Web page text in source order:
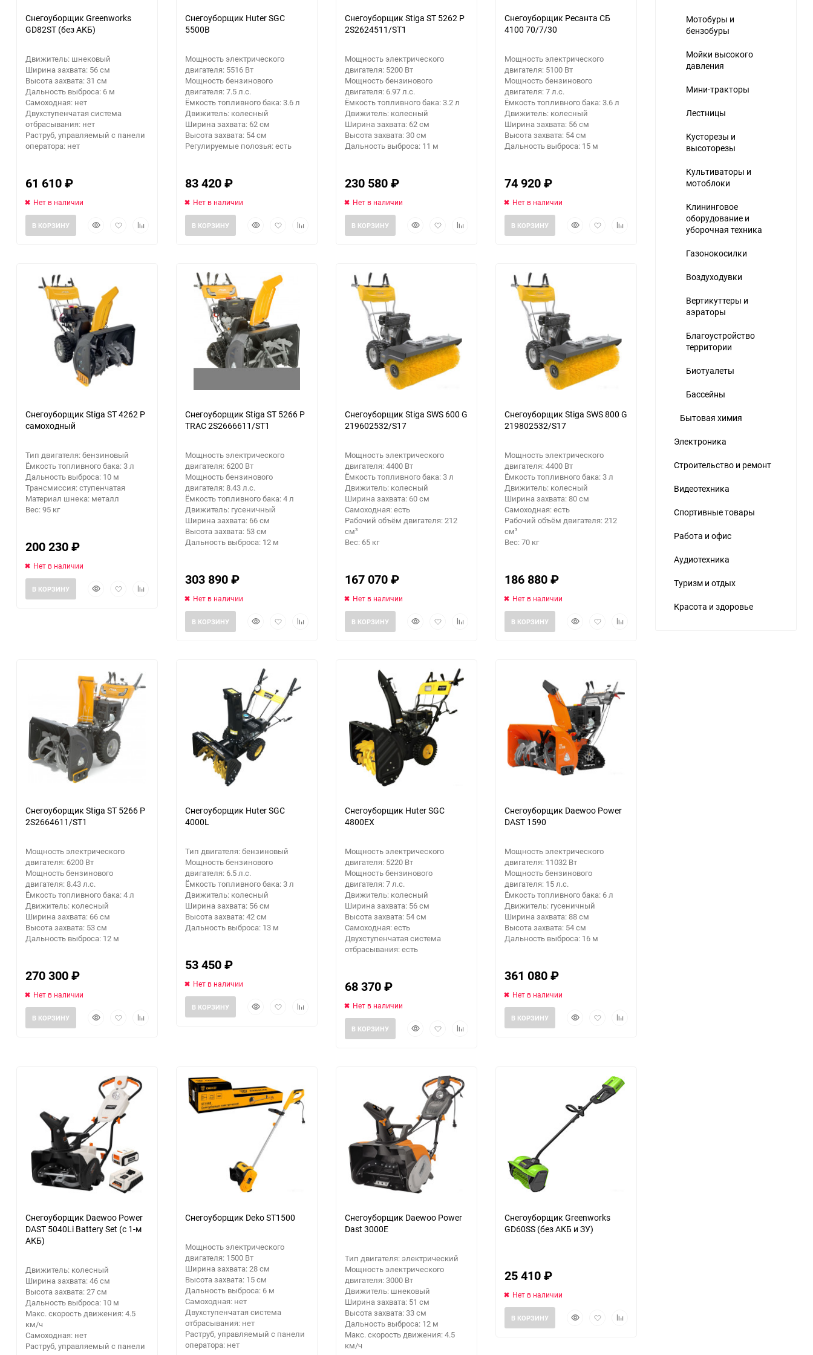
Заточные станки (точила)
Дровоколы
Грузоподъемное
оборудование
Гидроаккумуляторы и
расширительные баки
Вибротехника
Бетономешалки
Аккумуляторный
инструмент
Снегоуборщик Greenworks
GD82ST (без АКБ)
Движитель: шнековый
Ширина захвата: 56 см
Высота захвата: 31 см
Дальность выброса: 6 м
Самоходная: нет
Двухступенчатая система
отбрасывания: нет
Раструб, управляемый с панели
оператора: нет
61 610₽
Нет в наличии
БыстрыйДобавитьДобавить
В КОРЗИНУ
Снегоуборщик Huter SGC
5500B
Мощность электрического
двигателя: 5516 Вт
Мощность бензинового
двигателя: 7.5 л.с.
Ёмкость топливного бака: 3.6 л
Движитель: колесный
Ширина захвата: 62 см
Высота захвата: 54 см
Регулируемые полозья: есть
83 420₽
Нет в наличии
БыстрыйДобавитьДобавить
В КОРЗИНУ
Снегоуборщик Stiga ST 5262 P
2S2624511/ST1
Мощность электрического
двигателя: 5200 Вт
Мощность бензинового
двигателя: 6.97 л.с.
Ёмкость топливного бака: 3.2 л
Движитель: колесный
Ширина захвата: 62 см
Высота захвата: 30 см
Дальность выброса: 11 м
230 580₽
Нет в наличии
БыстрыйДобавитьДобавить
В КОРЗИНУ
Снегоуборщик Ресанта СБ
4100 70/7/30
Мощность электрического
двигателя: 5100 Вт
Мощность бензинового
двигателя: 7 л.с.
Ёмкость топливного бака: 3.6 л
Движитель: колесный
Ширина захвата: 56 см
Высота захвата: 54 см
Дальность выброса: 15 м
74 920₽
Нет в наличии
БыстрыйДобавитьДобавить
В КОРЗИНУ
Снегоуборщик Stiga ST 4262 P
самоходный
Тип двигателя: бензиновый
Ёмкость топливного бака: 3 л
Дальность выброса: 10 м
Трансмиссия: ступенчатая
Материал шнека: металл
Вес: 95 кг
200 230₽
Нет в наличии
БыстрыйДобавитьДобавить
В КОРЗИНУ
Снегоуборщик Stiga ST 5266 P
TRAC 2S2666611/ST1
Мощность электрического
двигателя: 6200 Вт
Мощность бензинового
двигателя: 8.43 л.с.
Ёмкость топливного бака: 4 л
Движитель: гусеничный
Ширина захвата: 66 см
Высота захвата: 53 см
Дальность выброса: 12 м
303 890₽
Нет в наличии
БыстрыйДобавитьДобавить
В КОРЗИНУ
еще 3 фото
Снегоуборщик Stiga SWS 600 G
219602532/S17
Мощность электрического
двигателя: 4400 Вт
Ёмкость топливного бака: 3 л
Движитель: колесный
Ширина захвата: 60 см
Самоходная: есть
Рабочий объём двигателя: 212
см³
Вес: 65 кг
167 070₽
Нет в наличии
БыстрыйДобавитьДобавить
В КОРЗИНУ
Снегоуборщик Stiga SWS 800 G
219802532/S17
Мощность электрического
двигателя: 4400 Вт
Ёмкость топливного бака: 3 л
Движитель: колесный
Ширина захвата: 80 см
Самоходная: есть
Рабочий объём двигателя: 212
см³
Вес: 70 кг
186 880₽
Нет в наличии
БыстрыйДобавитьДобавить
В КОРЗИНУ
еще 1 фото
Снегоуборщик Stiga ST 5266 P
2S2664611/ST1
Мощность электрического
двигателя: 6200 Вт
Мощность бензинового
двигателя: 8.43 л.с.
Ёмкость топливного бака: 4 л
Движитель: колесный
Ширина захвата: 66 см
Высота захвата: 53 см
Дальность выброса: 12 м
270 300₽
Нет в наличии
БыстрыйДобавитьДобавить
В КОРЗИНУ
Снегоуборщик Huter SGC
4000L
Тип двигателя: бензиновый
Мощность бензинового
двигателя: 6.5 л.с.
Ёмкость топливного бака: 3 л
Движитель: колесный
Ширина захвата: 56 см
Высота захвата: 42 см
Дальность выброса: 13 м
53 450₽
Нет в наличии
БыстрыйДобавитьДобавить
В КОРЗИНУ
Снегоуборщик Huter SGC
4800EX
Мощность электрического
двигателя: 5220 Вт
Мощность бензинового
двигателя: 7 л.с.
Движитель: колесный
Ширина захвата: 56 см
Высота захвата: 54 см
Самоходная: есть
Двухступенчатая система
отбрасывания: есть
68 370₽
Нет в наличии
БыстрыйДобавитьДобавить
В КОРЗИНУ
еще 10 фото
Снегоуборщик Daewoo Power
DAST 1590
Мощность электрического
двигателя: 11032 Вт
Мощность бензинового
двигателя: 15 л.с.
Ёмкость топливного бака: 6 л
Движитель: гусеничный
Ширина захвата: 88 см
Высота захвата: 54 см
Дальность выброса: 16 м
361 080₽
Нет в наличии
БыстрыйДобавитьДобавить
В КОРЗИНУ
еще 2 фото
Снегоуборщик Daewoo Power
DAST 5040Li Battery Set (с 1-м
АКБ)
Движитель: колесный
Ширина захвата: 46 см
Высота захвата: 27 см
Дальность выброса: 10 м
Макс. скорость движения: 4.5
км/ч
Самоходная: нет
Раструб, управляемый с панели
Снегоуборщик Deko ST1500
Мощность электрического
двигателя: 1500 Вт
Ширина захвата: 28 см
Высота захвата: 15 см
Дальность выброса: 6 м
Самоходная: нет
Двухступенчатая система
отбрасывания: нет
Раструб, управляемый с панели
оператора: нет
Снегоуборщик Daewoo Power
Dast 3000E
Тип двигателя: электрический
Мощность электрического
двигателя: 3000 Вт
Движитель: шнековый
Ширина захвата: 51 см
Высота захвата: 33 см
Дальность выброса: 12 м
Макс. скорость движения: 4.5
км/ч
еще 11 фото
Снегоуборщик Greenworks
GD60SS (без АКБ и ЗУ)
25 410₽
Нет в наличии
БыстрыйДобавитьДобавить
В КОРЗИНУ
Мотобуры и
бензобуры
Мойки высокого
давления
Мини-тракторы
Лестницы
Кусторезы и
высоторезы
Культиваторы и
мотоблоки
Клининговое
оборудование и
уборочная техника
Газонокосилки
Воздуходувки
Вертикуттеры и
аэраторы
Благоустройство
территории
Биотуалеты
Бассейны
Бытовая химия
Электроника
Строительство и ремонт
Видеотехника
Спортивные товары
Работа и офис
Аудиотехника
Туризм и отдых
Красота и здоровье